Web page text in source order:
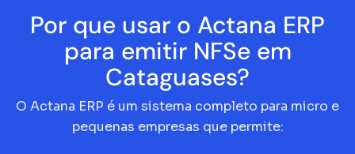
Por que usar o Actana ERP
para emitir NFSe em
Cataguases?
O Actana ERP é um sistema completo para micro e
pequenas empresas que permite: